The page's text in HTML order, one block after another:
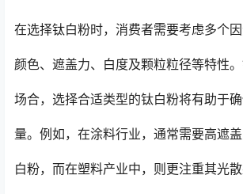
在选择钛白粉时，消费者需要考虑多个
颜色、遮盖力、白度及颗粒粒径等特性
场合，选择合适类型的钛白粉将有助于
量。例如，在涂料行业，通常需要高遮
白粉，而在塑料产业中，则更注重其光